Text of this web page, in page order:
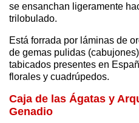
se ensanchan ligeramente
trilobulado.
Está forrada por láminas de
de gemas pulidas
tabicados presentes en
florales y cuadrúpedos.
Caja de las Ágatas y
Genadio